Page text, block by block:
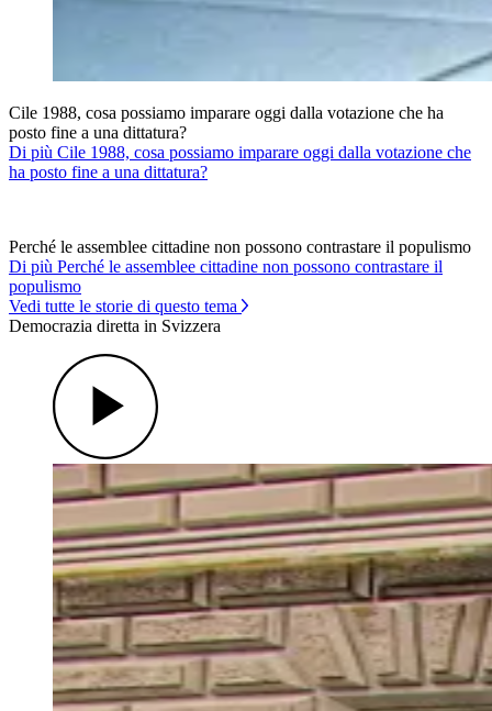
Cile 1988, cosa possiamo imparare oggi dalla votazione che ha
posto fine a una dittatura?
Di più Cile 1988, cosa possiamo imparare oggi dalla votazione che
ha posto fine a una dittatura?
Perché le assemblee cittadine non possono contrastare il populismo
Di più Perché le assemblee cittadine non possono contrastare il
populismo
Vedi tutte le storie di questo tema
Democrazia diretta in Svizzera